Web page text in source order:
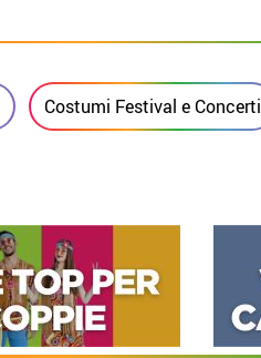
Costumi Festival e Concerti